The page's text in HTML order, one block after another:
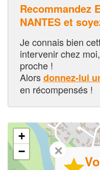
Recommandez
NANTES et
Je connais bien
intervenir chez
proche !
Alorsdonnez-lui
en récompensés !
+
−
✕